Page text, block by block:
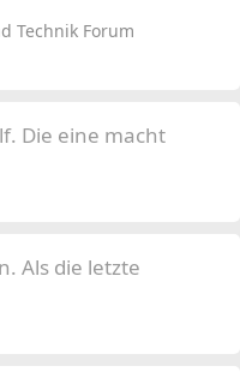
Technik Forum
Die eine macht
Als die letzte